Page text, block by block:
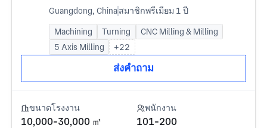
Guangdong, Chinaสมาชิกพรีเมียม 1 ปี
Machining Turning
CNC Milling & Milling
5 Axis Milling
+22
ส่งคำถาม
ขนาดโรงงาน
10,000-30,000 ㎡
พนักงาน
101-200